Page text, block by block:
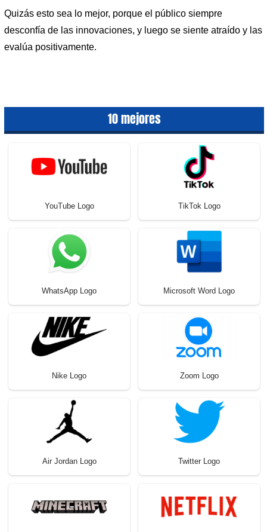
Quizás esto sea lo mejor, porque el público siempre
desconfía de las innovaciones, y luego se siente atraído y las
evalúa positivamente.
10 mejores
YouTube Logo TikTok Logo
WhatsApp Logo Microsoft Word Logo
Nike Logo Zoom Logo
Air Jordan Logo Twitter Logo